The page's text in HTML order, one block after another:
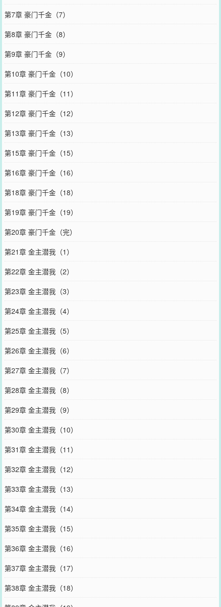
第7章 豪门千金（7）
第8章 豪门千金（8）
第9章 豪门千金（9）
第10章 豪门千金（10）
第11章 豪门千金（11）
第12章 豪门千金（12）
第13章 豪门千金（13）
第15章 豪门千金（15）
第16章 豪门千金（16）
第18章 豪门千金（18）
第19章 豪门千金（19）
第20章 豪门千金（完）
第21章 金主潜我（1）
第22章 金主潜我（2）
第23章 金主潜我（3）
第24章 金主潜我（4）
第25章 金主潜我（5）
第26章 金主潜我（6）
第27章 金主潜我（7）
第28章 金主潜我（8）
第29章 金主潜我（9）
第30章 金主潜我（10）
第31章 金主潜我（11）
第32章 金主潜我（12）
第33章 金主潜我（13）
第34章 金主潜我（14）
第35章 金主潜我（15）
第36章 金主潜我（16）
第37章 金主潜我（17）
第38章 金主潜我（18）